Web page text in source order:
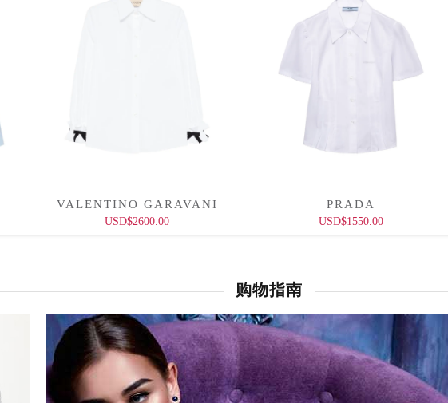
VALENTINO GARAVANI
USD$2600.00
PRADA
USD$1550.00
购物指南